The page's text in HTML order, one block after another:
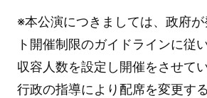
※本公演につきましては、政府
ト開催制限のガイドラインに従い
収容人数を設定し開催をさせて
行政の指導により配席を変更す